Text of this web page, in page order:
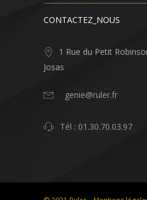
CONTACTEZ_NOUS
1 Rue du Petit
Josas
genie@ruler.fr
Tél : 01.30.70.03.97